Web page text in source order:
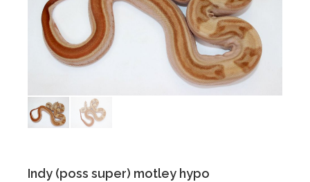
Indy (poss super) motley hypo